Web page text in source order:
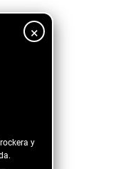
×
y